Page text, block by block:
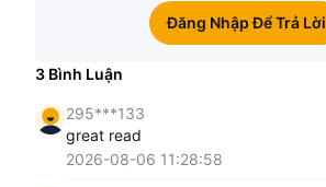
Đăng Nhập Để Trả Lời
3 Bình Luận
295***133
great read
2026-08-06 11:28:58